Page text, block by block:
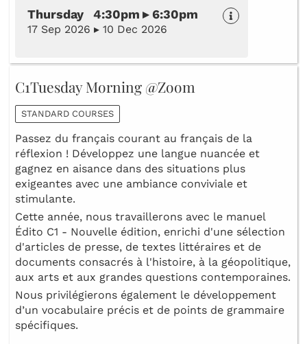
Thursday 4:30pm ▸ 6:30pm
17 Sep 2026 ▸ 10 Dec 2026
C1Tuesday Morning @Zoom
STANDARD COURSES
Passez du français courant au français de la
réflexion ! Développez une langue nuancée et
gagnez en aisance dans des situations plus
exigeantes avec une ambiance conviviale et
stimulante.
Cette année, nous travaillerons avec le manuel
Édito C1 - Nouvelle édition, enrichi d'une sélection
d'articles de presse, de textes littéraires et de
documents consacrés à l'histoire, à la géopolitique,
aux arts et aux grandes questions contemporaines.
Nous privilégierons également le développement
d’un vocabulaire précis et de points de grammaire
spécifiques.